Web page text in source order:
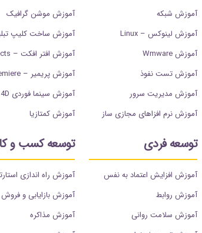
آموزش شبکه
آموزش لینوکس – Linux
آموزش Wmware
آموزش تست نفوذ
آموزش مدیریت سرور
آموزش نرم افزاهای مجازی ساز
آموزش موشن گرافیک
آموزش ساخت کلیپ
آموزش افتر افکت – After Effects
آموزش پریمیر – Premiere
آموزش سینما فوردی Cinema 4D
آموزش کمتازیا
توسعه فردی
آموزش افزایش اعتماد به نفس
آموزش روابط
آموزش سلامت روانی
توسعه کسب و
آموزش راه اندازی
آموزش بازایابی و فروش
آموزش مذاکره